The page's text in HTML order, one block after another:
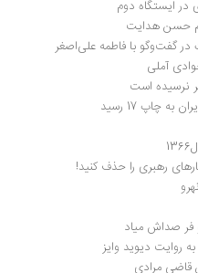
دوم
هدایت
با فاطمه علی‌اصغر
رسید
را حذف کنید!
میاد
دیوید وایز